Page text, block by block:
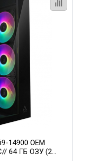
14900 OEM
64 ГБ ОЗУ (2